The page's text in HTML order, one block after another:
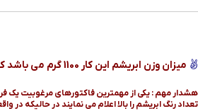
میزان وزن ابریشم این کار 1100 گرم می باشد که با توجه به نسبت وزنی به کل مصالح این محصول را در زمره نخ و نقشه پرابریشم قرار میدهد ..
هشدار مهم : یکی از مهمترین فاکتورهای مرغوبیت یک
تعداد رنگ ابریشم را بالا اعلام می نمایند در حالیکه